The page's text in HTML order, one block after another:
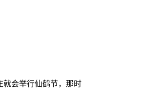
就会举行仙鹤节，那时